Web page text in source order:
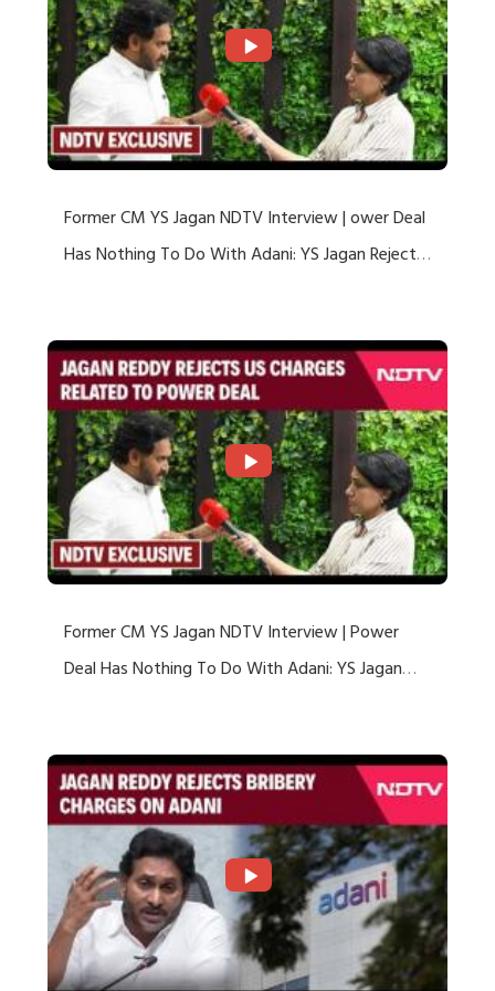
Former CM YS Jagan NDTV Interview | ower Deal
Has Nothing To Do With Adani: YS Jagan Rejects
Former CM YS Jagan NDTV Interview | Power
Deal Has Nothing To Do With Adani: YS Jagan